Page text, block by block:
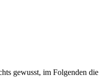
gewusst, im Folgenden die